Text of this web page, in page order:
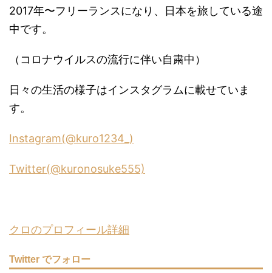
2017年〜フリーランスになり、日本を旅している途
中です。
（コロナウイルスの流行に伴い自粛中）
日々の生活の様子はインスタグラムに載せていま
す。
Instagram(@kuro1234_)
Twitter(@kuronosuke555)
クロのプロフィール詳細
Twitter でフォロー